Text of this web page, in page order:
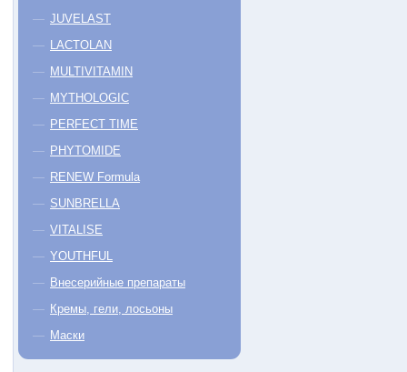
JUVELAST
LACTOLAN
MULTIVITAMIN
MYTHOLOGIC
PERFECT TIME
PHYTOMIDE
RENEW Formula
SUNBRELLA
VITALISE
YOUTHFUL
Внесерийные препараты
Кремы, гели, лосьоны
Маски